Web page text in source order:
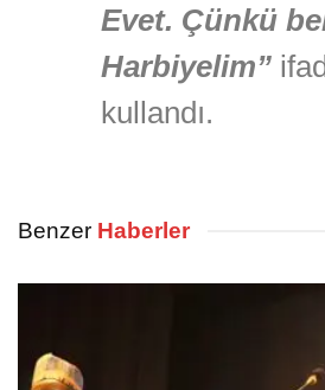
Evet. Çünkü
Harbiyelim”
kullandı.
Benzer Haberler